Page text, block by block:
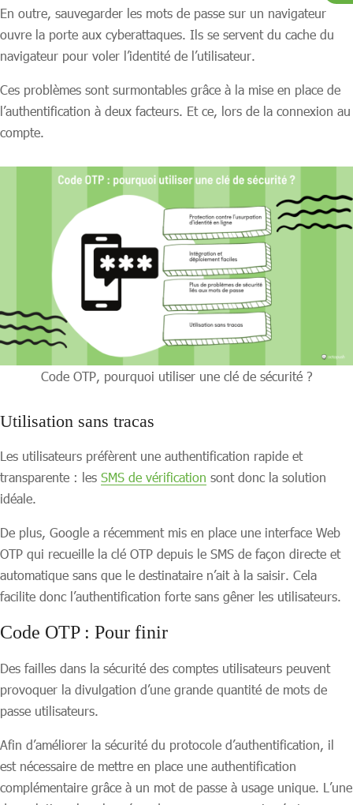
En outre, sauvegarder les mots de passe sur un navigateur
ouvre la porte aux cyberattaques. Ils se servent du cache du
navigateur pour voler l’identité de l’utilisateur.
Ces problèmes sont surmontables grâce à la mise en place de
l’authentification à deux facteurs. Et ce, lors de la connexion au
compte.
Code OTP, pourquoi utiliser une clé de sécurité ?
Utilisation sans tracas
Les utilisateurs préfèrent une authentification rapide et
transparente : les SMS de vérification sont donc la solution
idéale.
De plus, Google a récemment mis en place une interface Web
OTP qui recueille la clé OTP depuis le SMS de façon directe et
automatique sans que le destinataire n’ait à la saisir. Cela
facilite donc l’authentification forte sans gêner les utilisateurs.
Code OTP : Pour finir
Des failles dans la sécurité des comptes utilisateurs peuvent
provoquer la divulgation d’une grande quantité de mots de
passe utilisateurs.
Afin d’améliorer la sécurité du protocole d’authentification, il
est nécessaire de mettre en place une authentification
complémentaire grâce à un mot de passe à usage unique. L’une